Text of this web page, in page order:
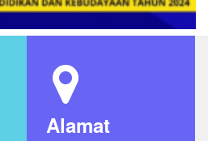
Alamat